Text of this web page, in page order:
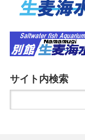
サイト内検索